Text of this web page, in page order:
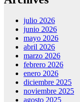
julio 2026
junio 2026
mayo 2026
abril 2026
marzo 2026
febrero 2026
enero 2026
diciembre 2025
noviembre 2025
agosto 2025